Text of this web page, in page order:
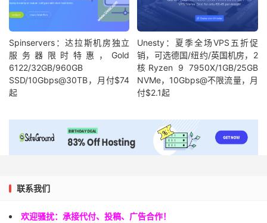
Spinservers：达拉斯机房独立
服务器限时特惠，Gold
6122/32GB/960GB
SSD/10Gbps@30TB，月付$74
起
Unesty：夏季全场VPS五折促
销，可选德国/纽约/英国机房，2
核Ryzen 9 7950X/1GB/25GB
NVMe，10Gbps@不限流量，月
付$2.1起
联系我们
欢迎骚扰：承接代付、投稿、广告合作！